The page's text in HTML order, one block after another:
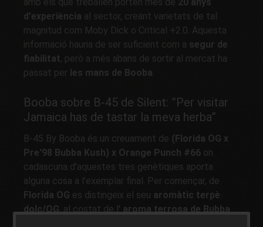
d'experiència al sector, creant varietats de tal
magnitud com Moby Dick o Critical +2.0. Aquesta
informació hauria de ser suficient com a segur de
fiabilitat, però a més abans de sortir al mercat ha
passat per les mans de Booba
Booba sobre B-45 de Silent: ”Per visitar
Jamaica has de tastar la meva herba”
B-45 By Booba és un creuament de (Florida OG x
Pre'98 Bubba Kush) x Orange Punch #66 on
cadascuna d'aquestes tres genètiques aporta
alguna cosa a l'exemplar final. Per començar, de
Florida OG es distingeix el seu aromàtic terpè
dolç/OG, al costat de l' aroma terrosa de Bubba